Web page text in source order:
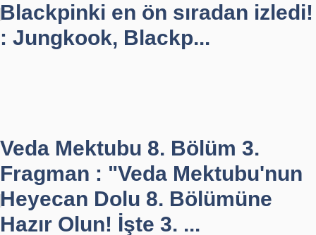
Blackpinki en ön sıradan izledi!
: Jungkook, Blackp...
Veda Mektubu 8. Bölüm 3.
Fragman : "Veda Mektubu'nun
Heyecan Dolu 8. Bölümüne
Hazır Olun! İşte 3. ...